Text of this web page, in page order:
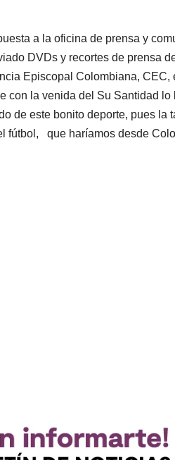
a la oficina de prensa y
DVDs y recortes de prensa
Episcopal Colombiana, CEC,
con la venida del Su Santidad lo
de este bonito deporte, pues la
fútbol, que haríamos desde